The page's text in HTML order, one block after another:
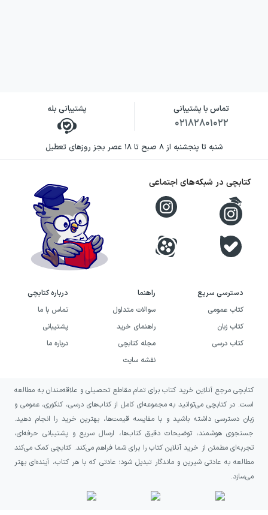
تماس با پشتیبانی
۰۲۱۸۲۸۰۱۰۲۲
پشتیبانی بله
شنبه تا پنجشنبه از ۸ صبح تا ۱۸ عصر بجز روزهای تعطیل
دسترسی سریع
کتاب عمومی
کتاب زبان
کتاب درسی
راهنما
سوالات متداول
راهنمای خرید
مجله کتابچی
نقشه سایت
درباره کتابچی
تماس با ما
پشتیبانی
درباره ما
کتابچی در شبکه‌های اجتماعی
کتابچی مرجع آنلاین خرید کتاب برای تمام مقاطع تحصیلی و علاقه‌مندان به مطالعه
است. در کتابچی می‌توانید به مجموعه‌ای کامل از کتاب‌های درسی، کنکوری، عمومی و
زبان دسترسی داشته باشید و با مقایسه قیمت‌ها، بهترین خرید را انجام دهید.
جستجوی هوشمند، توضیحات دقیق کتاب‌ها، ارسال سریع و پشتیبانی حرفه‌ای،
تجربه‌ای مطمئن از خرید آنلاین کتاب را برای شما فراهم می‌کند. کتابچی کمک می‌کند
مطالعه به عادتی شیرین و ماندگار تبدیل شود؛ عادتی که با هر کتاب، آینده‌ای بهتر
می‌سازد.